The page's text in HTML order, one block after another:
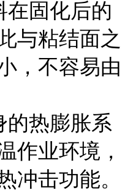
在固化后的
与粘结面之
，不容易由
的热膨胀系
作业环境，
冲击功能。